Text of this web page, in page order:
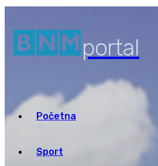
portal
Početna
Sport